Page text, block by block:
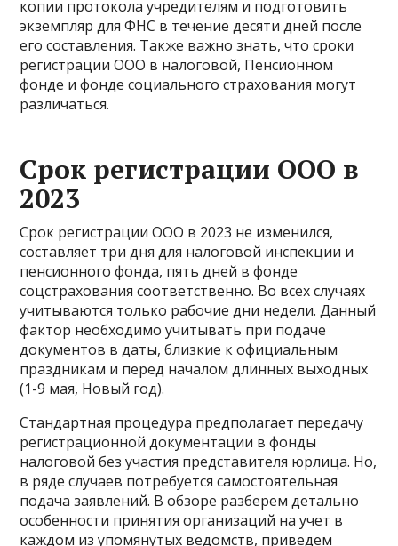
копии протокола учредителям и подготовить
экземпляр для ФНС в течение десяти дней после
его составления. Также важно знать, что сроки
регистрации ООО в налоговой, Пенсионном
фонде и фонде социального страхования могут
различаться.
Срок регистрации ООО в
2023
Срок регистрации ООО в 2023 не изменился,
составляет три дня для налоговой инспекции и
пенсионного фонда, пять дней в фонде
соцстрахования соответственно. Во всех случаях
учитываются только рабочие дни недели. Данный
фактор необходимо учитывать при подаче
документов в даты, близкие к официальным
праздникам и перед началом длинных выходных
(1-9 мая, Новый год).
Стандартная процедура предполагает передачу
регистрационной документации в фонды
налоговой без участия представителя юрлица. Но,
в ряде случаев потребуется самостоятельная
подача заявлений. В обзоре разберем детально
особенности принятия организаций на учет в
каждом из упомянутых ведомств, приведем